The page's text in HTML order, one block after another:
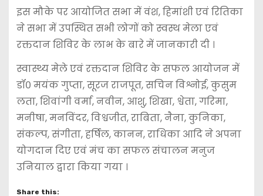
इस मौके पर आयोजित सभा में वंश, हिमांशी एवं रितिका
ने सभा में उपस्थित सभी लोगों को स्वस्थ मेला एवं
रक्तदान शिविर के लाभ के बारे में जानकारी दी ।
स्वास्थ्य मेले एवं रक्तदान शिविर के सफल आयोजन में
डॉ० मयंक गुप्ता, सूरज राजपूत, सचिन विश्नोई, कुसुम
लता, शिवांगी वर्मा, नवीन, आशु, शिखा, श्वेता, गरिमा,
मनीषा, मनविंदर, विश्वजीत, राबिता, नैना, कुनिका,
संकल्प, संगीता, हर्षिल, कानन, राधिका आदि ने अपना
योगदान दिए एवं मंच का सफल संचालन मनुज
उनियाल द्वारा किया गया ।
Share this: